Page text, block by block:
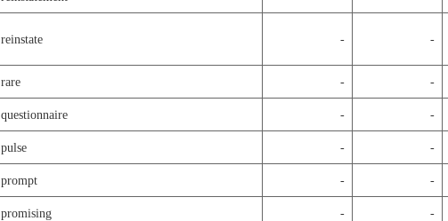
reinstate - -
rare - -
questionnaire - -
pulse - -
prompt - -
promising - -